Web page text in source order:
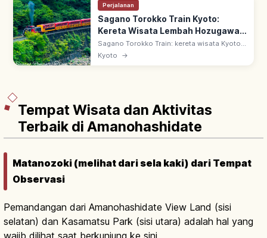
Perjalanan
Sagano Torokko Train Kyoto:
Kereta Wisata Lembah Hozugawa,
Tips Berkunjung
Sagano Torokko Train: kereta wisata Kyoto
7,3 km dari Stasiun Torokko Saga ke
Kameoka. Sejak 1991 di bekas jalur JR Sanin
Kyoto →
Tempat Wisata dan Aktivitas
Terbaik di Amanohashidate
Matanozoki (melihat dari sela kaki) dari Tempat
Observasi
Pemandangan dari Amanohashidate View Land (sisi
selatan) dan Kasamatsu Park (sisi utara) adalah hal yang
wajib dilihat saat berkunjung ke sini.